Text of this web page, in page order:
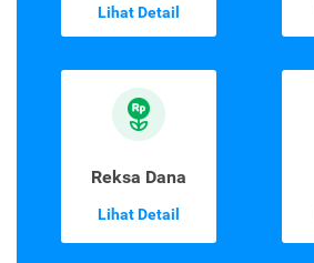
Lihat Detail
Reksa Dana
Lihat Detail